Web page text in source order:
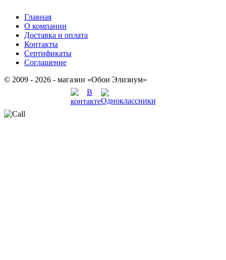
Главная
О компании
Доставка и оплата
Контакты
Сертификаты
Соглашение
© 2009 - 2026 - магазин «Обои Элизиум»